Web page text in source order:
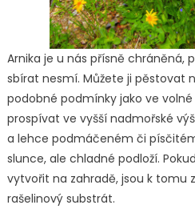
Arnika je u nás přísně chráněná,
sbírat nesmí. Můžete ji pěstovat
podobné podmínky jako ve
prospívat ve vyšší nadmořské
a lehce podmáčeném či
slunce, ale chladné podloží.
vytvořit na zahradě, jsou k tomu
rašelinový substrát.